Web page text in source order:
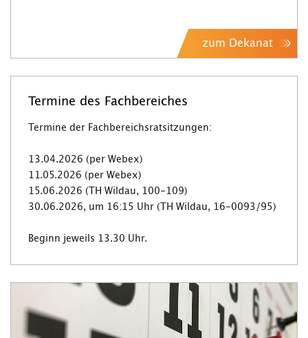
zum Dekanat
Termine des Fachbereiches
Termine der Fachbereichsratsitzungen:
13.04.2026 (per Webex)
11.05.2026 (per Webex)
15.06.2026 (TH Wildau, 100-109)
30.06.2026, um 16:15 Uhr (TH Wildau, 16-0093/95)
Beginn jeweils 13.30 Uhr.